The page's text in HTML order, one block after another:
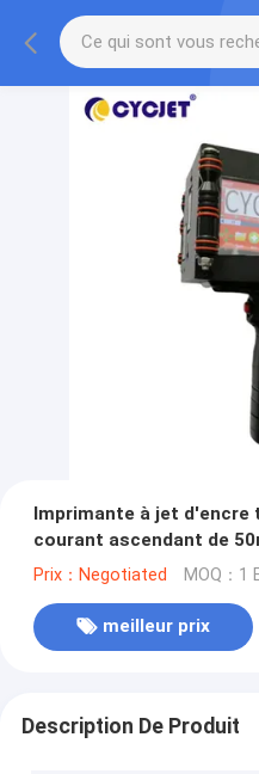
Imprimante à jet d'encre
courant ascendant de
pour l'impression de
Prix：Negotiated MOQ：1
meilleur prix
Description De Produit